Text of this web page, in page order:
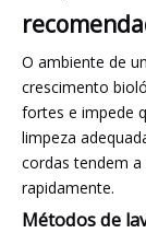
O ambiente de
crescimento
fortes e impede
limpeza
cordas tendem
rapidamente.
Métodos de